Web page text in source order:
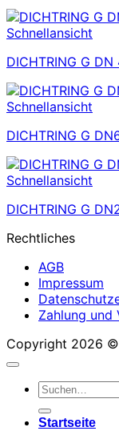
Schnellansicht
DICHTRING G DN
Schnellansicht
DICHTRING G
Schnellansicht
DICHTRING G
Rechtliches
AGB
Impressum
Zahlung und
Copyright 2026 ©
Suchen
Startseite